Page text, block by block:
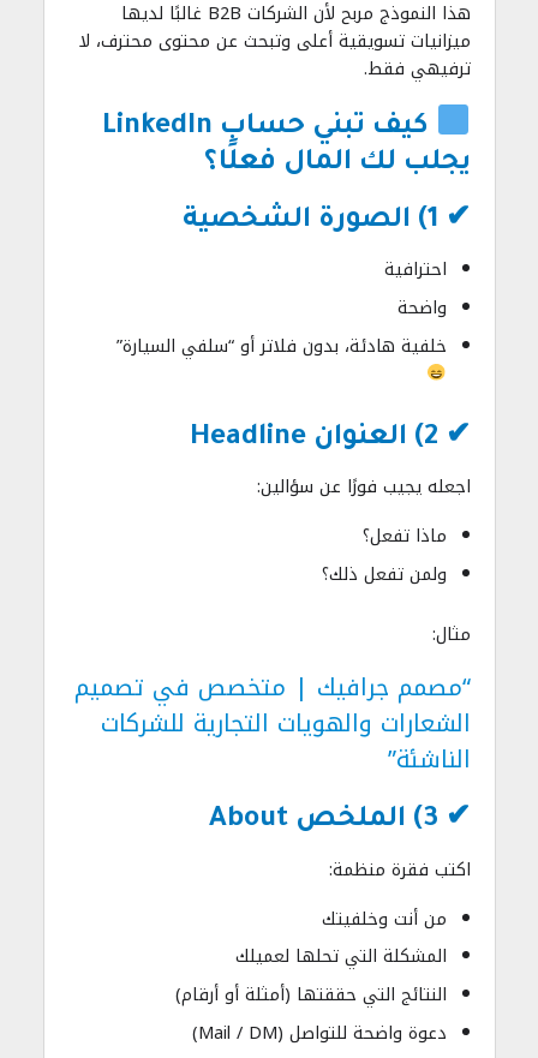
هذا النموذج مربح لأن الشركات B2B غالبًا لديها
ميزانيات تسويقية أعلى وتبحث عن محتوى محترف، لا
ترفيهي فقط.
كيف تبني حساب LinkedIn
يجلب لك المال فعلًا؟
✔ 1) الصورة الشخصية
احترافية
واضحة
خلفية هادئة، بدون فلاتر أو “سلفي السيارة”
✔ 2) العنوان Headline
اجعله يجيب فورًا عن سؤالين:
ماذا تفعل؟
ولمن تفعل ذلك؟
مثال:
“مصمم جرافيك | متخصص في تصميم
الشعارات والهويات التجارية للشركات
الناشئة”
✔ 3) الملخص About
اكتب فقرة منظمة:
من أنت وخلفيتك
المشكلة التي تحلها لعميلك
النتائج التي حققتها (أمثلة أو أرقام)
دعوة واضحة للتواصل (Mail / DM)